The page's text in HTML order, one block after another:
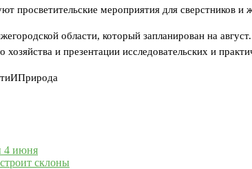
просветительские мероприятия для сверстников и
области, который запланирован на
и презентации исследовательских и
4 июня
склоны